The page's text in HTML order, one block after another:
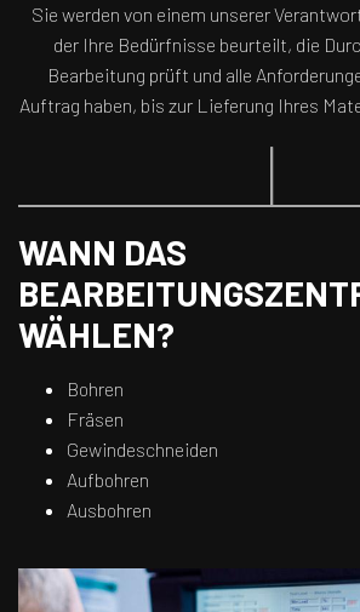
Sie werden von einem unserer
der Ihre Bedürfnisse beurteilt, die
Bearbeitung prüft und alle
Auftrag haben, bis zur Lieferung Ihres
WANN DAS
WÄHLEN?
Bohren
Fräsen
Gewindeschneiden
Aufbohren
Ausbohren